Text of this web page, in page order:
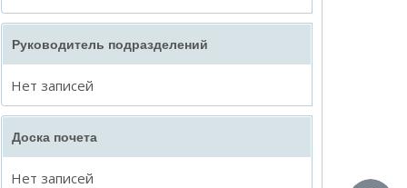
Руководитель подразделений
Нет записей
Доска почета
Нет записей